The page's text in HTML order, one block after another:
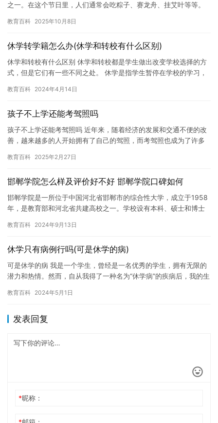
之一。在这个节日里，人们通常会吃粽子、赛龙舟、挂艾叶等等。
第…
教育百科 2025年10月8日
休学转学籍怎么办(休学和转校有什么区别)
休学和转校有什么区别 休学和转校都是学生做出改变学校选择的方
式，但是它们有一些不同之处。 休学是指学生暂停在学校的学习，
题…
教育百科 2024年4月14日
孩子不上学还能考驾照吗
孩子不上学还能考驾照吗 近年来，随着经济的发展和交通不便的改
善，越来越多的人开始拥有了自己的驾照，而考驾照也成为了许多
可能…
教育百科 2025年2月27日
邯郸学院怎么样及评价好不好 邯郸学院口碑如何
邯郸学院是一所位于中国河北省邯郸市的综合性大学，成立于1958
年，是教育部和河北省共建高校之一。学校设有本科、硕士和博士
郸…
教育百科 2024年9月13日
休学只有病例行吗(可是休学的病)
可是休学的病 我是一个学生，曾经是一名优秀的学生，拥有无限的
潜力和热情。然而，自从我得了一种名为“休学病”的疾病后，我的生
教育百科 2024年5月1日
发表回复
*昵称：